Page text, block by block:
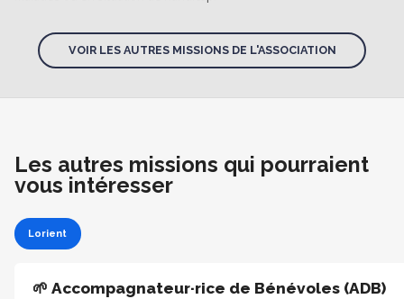
VOIR LES AUTRES MISSIONS DE L'ASSOCIATION
Les autres missions qui pourraient
vous intéresser
Lorient
🌱 Accompagnateur·rice de Bénévoles (ADB)